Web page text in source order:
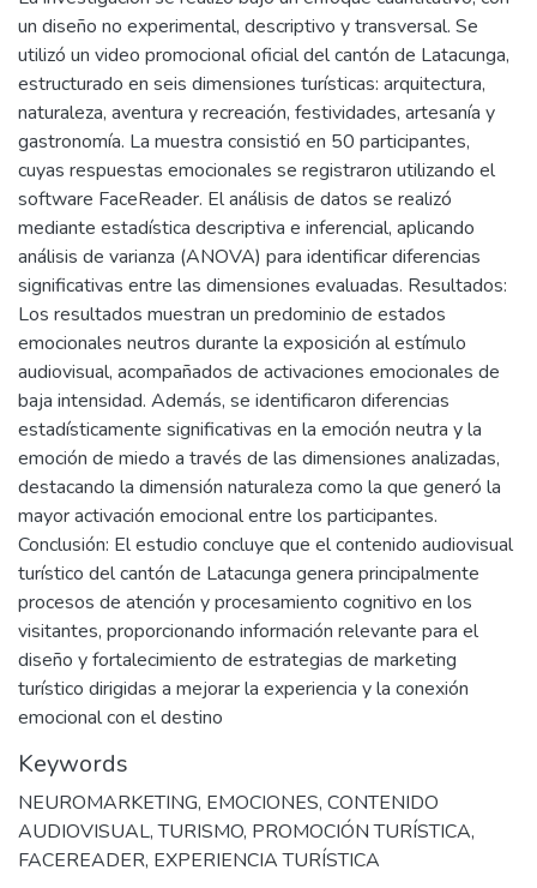
un diseño no experimental, descriptivo y transversal. Se
utilizó un video promocional oficial del cantón de Latacunga,
estructurado en seis dimensiones turísticas: arquitectura,
naturaleza, aventura y recreación, festividades, artesanía y
gastronomía. La muestra consistió en 50 participantes,
cuyas respuestas emocionales se registraron utilizando el
software FaceReader. El análisis de datos se realizó
mediante estadística descriptiva e inferencial, aplicando
análisis de varianza (ANOVA) para identificar diferencias
significativas entre las dimensiones evaluadas. Resultados:
Los resultados muestran un predominio de estados
emocionales neutros durante la exposición al estímulo
audiovisual, acompañados de activaciones emocionales de
baja intensidad. Además, se identificaron diferencias
estadísticamente significativas en la emoción neutra y la
emoción de miedo a través de las dimensiones analizadas,
destacando la dimensión naturaleza como la que generó la
mayor activación emocional entre los participantes.
Conclusión: El estudio concluye que el contenido audiovisual
turístico del cantón de Latacunga genera principalmente
procesos de atención y procesamiento cognitivo en los
visitantes, proporcionando información relevante para el
diseño y fortalecimiento de estrategias de marketing
turístico dirigidas a mejorar la experiencia y la conexión
emocional con el destino
Keywords
NEUROMARKETING, EMOCIONES, CONTENIDO
AUDIOVISUAL,TURISMO, PROMOCIÓN TURÍSTICA,
FACEREADER, EXPERIENCIA TURÍSTICA